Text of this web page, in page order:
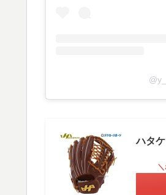
ハタ